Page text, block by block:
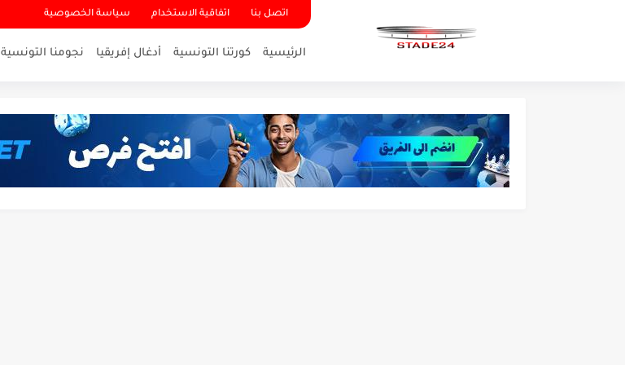
اتصل بنا اتفاقية الاستخدام سياسة الخصوصية
الرئيسية كورتنا التونسية أدغال إفريقيا نجومنا التونسية